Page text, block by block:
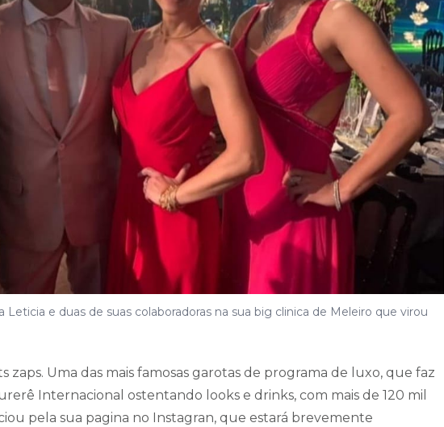
Leticia e duas de suas colaboradoras na sua big clinica de Meleiro que virou
zaps. Uma das mais famosas garotas de programa de luxo, que faz
Internacional ostentando looks e drinks, com mais de 120 mil
pela sua pagina no Instagran, que estará brevemente